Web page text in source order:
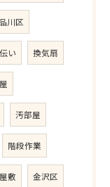
川区
い 換気扇
汚部屋
階段作業
敷 金沢区